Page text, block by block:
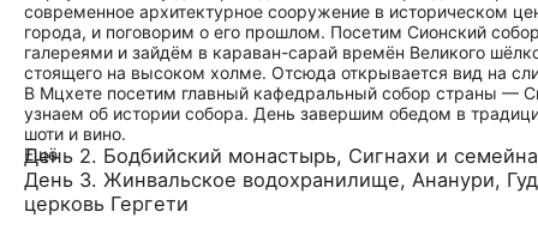
современное архитектурное сооружение в историческом
города, и поговорим о его прошлом. Посетим Сионский
галереями и зайдём в караван-сарай времён Великого
стоящего на высоком холме. Отсюда открывается вид на
В Мцхете посетим главный кафедральный собор страны —
узнаем об истории собора. День завершим обедом в
шоти и вино.
Ещё
День 2. Бодбийский монастырь, Сигнахи и
День 3. Жинвальское водохранилище, Ананури,
церковь Гергети